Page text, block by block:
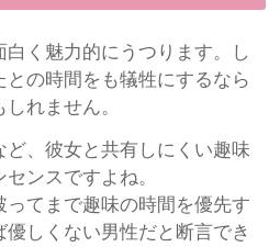
く魅力的にうつります。し
の時間をも犠牲にするなら
れません。
、彼女と共有しにくい趣味
ンスですよね。
ってまで趣味の時間を優先す
しくない男性だと断言でき